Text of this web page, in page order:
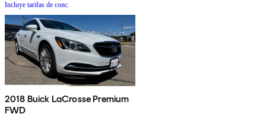
Incluye tarifas de conc.
2018 Buick LaCrosse Premium
FWD